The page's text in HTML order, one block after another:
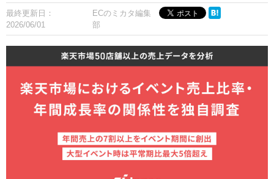
最終更新日：
2026/06/01
ECのミカタ編集
部